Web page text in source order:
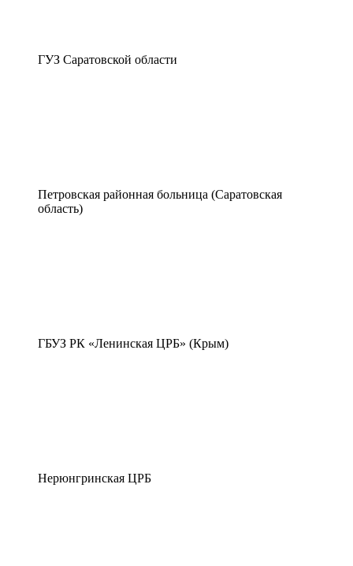
ГУЗ Саратовской области
Петровская районная больница (Саратовская
область)
ГБУЗ РК «Ленинская ЦРБ» (Крым)
Нерюнгринская ЦРБ